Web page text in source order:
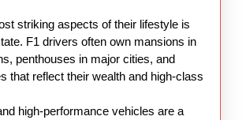
striking aspects of their lifestyle is
F1 drivers often own mansions in
penthouses in major cities, and
that reflect their wealth and high-class
high-performance vehicles are a